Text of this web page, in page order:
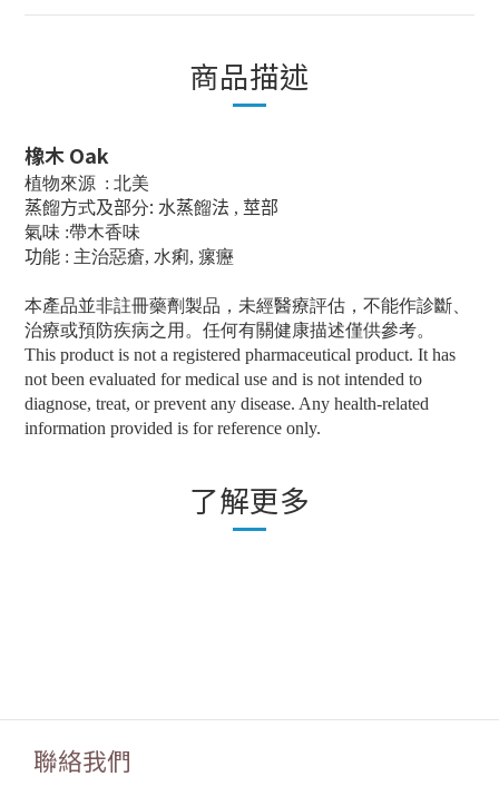
商品描述
橡木 Oak
植物來源 : 北美
蒸餾方式及部分: 水蒸餾法 , 莖部
氣味 :帶木香味
功能 : 主治惡瘡, 水痢, 瘰癧
本產品並非註冊藥劑製品，未經醫療評估，不能作診斷、
治療或預防疾病之用。任何有關健康描述僅供參考。
This product is not a registered pharmaceutical product. It has
not been evaluated for medical use and is not intended to
diagnose, treat, or prevent any disease. Any health-related
information provided is for reference only.
了解更多
聯絡我們